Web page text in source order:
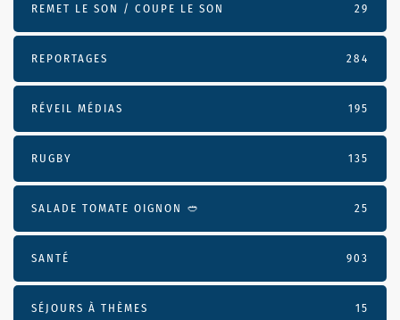
REMET LE SON / COUPE LE SON 29
REPORTAGES 284
RÉVEIL MÉDIAS 195
RUGBY 135
SALADE TOMATE OIGNON 🥙 25
SANTÉ 903
SÉJOURS À THÈMES 15